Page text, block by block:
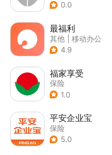
0.0
最福利
其他
移动办公
4.9
福家享受
保险
1.0
平安企业宝
保险
5.0